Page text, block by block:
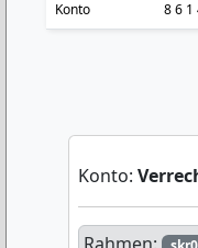
Konto 8 6 1
Konto: